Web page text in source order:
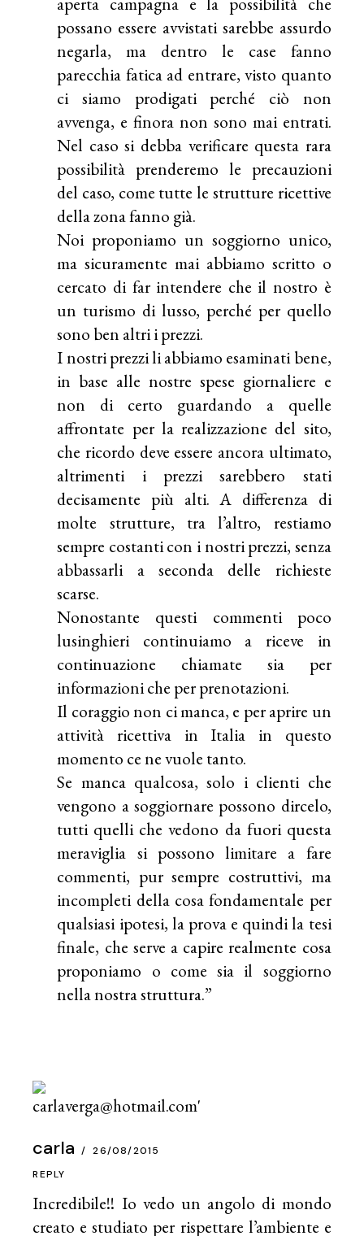
possano essere avvistati sarebbe assurdo
negarla, ma dentro le case fanno
parecchia fatica ad entrare, visto quanto
ci siamo prodigati perché ciò non
avvenga, e finora non sono mai entrati.
Nel caso si debba verificare questa rara
possibilità prenderemo le precauzioni
del caso, come tutte le strutture ricettive
della zona fanno già.
Noi proponiamo un soggiorno unico,
ma sicuramente mai abbiamo scritto o
cercato di far intendere che il nostro è
un turismo di lusso, perché per quello
sono ben altri i prezzi.
I nostri prezzi li abbiamo esaminati bene,
in base alle nostre spese giornaliere e
non di certo guardando a quelle
affrontate per la realizzazione del sito,
che ricordo deve essere ancora ultimato,
altrimenti i prezzi sarebbero stati
decisamente più alti. A differenza di
molte strutture, tra l’altro, restiamo
sempre costanti con i nostri prezzi, senza
abbassarli a seconda delle richieste
scarse.
Nonostante questi commenti poco
lusinghieri continuiamo a riceve in
continuazione chiamate sia per
informazioni che per prenotazioni.
Il coraggio non ci manca, e per aprire un
attività ricettiva in Italia in questo
momento ce ne vuole tanto.
Se manca qualcosa, solo i clienti che
vengono a soggiornare possono dircelo,
tutti quelli che vedono da fuori questa
meraviglia si possono limitare a fare
commenti, pur sempre costruttivi, ma
incompleti della cosa fondamentale per
qualsiasi ipotesi, la prova e quindi la tesi
finale, che serve a capire realmente cosa
proponiamo o come sia il soggiorno
nella nostra struttura.”
carla 26/08/2015
Incredibile!! Io vedo un angolo di mondo
creato e studiato per rispettare l’ambiente e
REPLY